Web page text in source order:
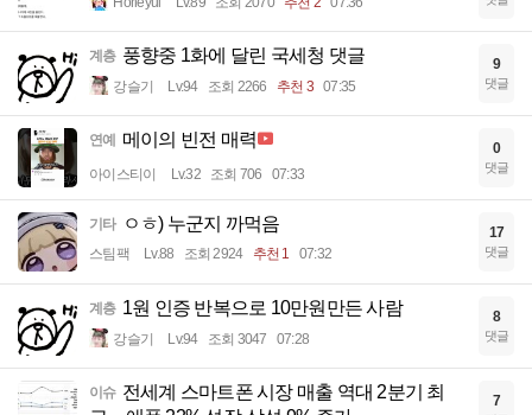
계층 풍향중 1화에 달린 국세청 댓글
강슬기 Lv.94 조회 2266 추천 3 07:35
9
댓글
연예 메이의 빈전 매력
아이스티이 Lv.32 조회 706 07:33
0
댓글
기타 ㅇㅎ) 누군지 까먹음
스팀팩 Lv.88 조회 2924 추천 1 07:32
17
댓글
계층 1원 인증 반복으로 10만원만든 사람
강슬기 Lv.94 조회 3047 07:28
8
댓글
이슈 전세계 스마트폰 시장 매출 역대 2분기 최
7